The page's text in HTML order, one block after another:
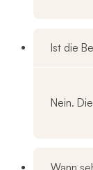
Ist die
Nein.